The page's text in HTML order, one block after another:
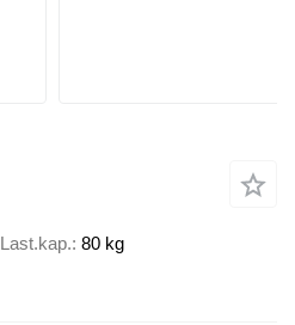
Last.kap. 80 kg